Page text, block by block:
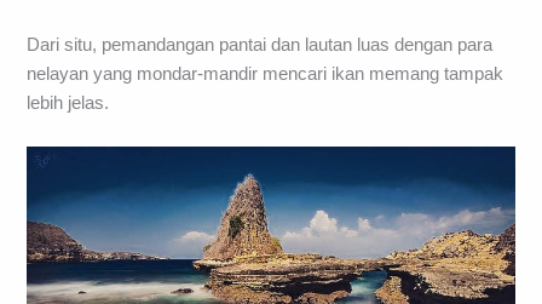
Dari situ, pemandangan pantai dan lautan luas dengan para
nelayan yang mondar-mandir mencari ikan memang tampak
lebih jelas.